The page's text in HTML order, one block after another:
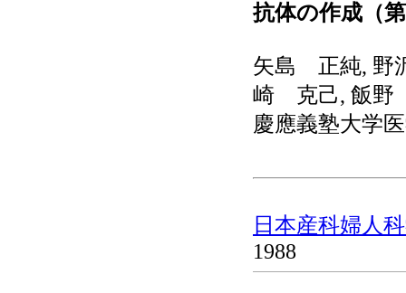
抗体の作成（
矢島 正純, 野
崎 克己, 飯
慶應義塾大学
日本産科婦人
1988